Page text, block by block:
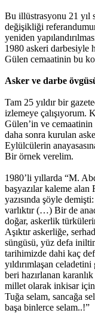
Bu illüstrasyonu 21 yıl
değişikliği
yeniden
1980 askeri darbesiyle
Gülen cemaatinin bu
Asker ve darbe
Tam 25 yıldır bir
izlemeye çalışıyorum.
Gülen’in ve cemaatinin
daha sonra kurulan
Eylülcülerin
Bir örnek verelim.
1980’li yıllarda “M.
başyazılar kaleme alan
yazısında şöyle
varlıktır (…) Bir de
doğar, askerlik
Aşıktır askerliğe,
süngüsü, yüz defa
tarihimizde dahi kaç
yıldırımlaşan
beri hazırlanan
millet olarak inkisar
Tuğa selam, sancağa
başa binlerce selam..!”